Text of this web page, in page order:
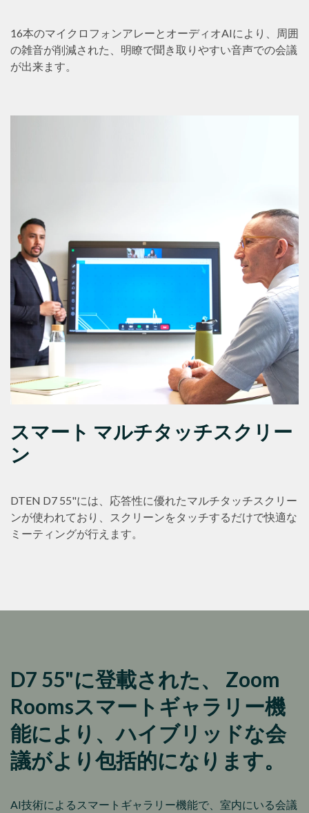
16本のマイクロフォンアレーとオーディオAIにより、周囲
の雑音が削減された、明瞭で聞き取りやすい音声での会議
が出来ます。
スマート マルチタッチスクリー
ン
DTEN D7 55"には、応答性に優れたマルチタッチスクリー
ンが使われており、スクリーンをタッチするだけで快適な
ミーティングが行えます。
D7 55"に登載された、 Zoom
Roomsスマートギャラリー機
能により、ハイブリッドな会
議がより包括的になります。
AI技術によるスマートギャラリー機能で、室内にいる会議